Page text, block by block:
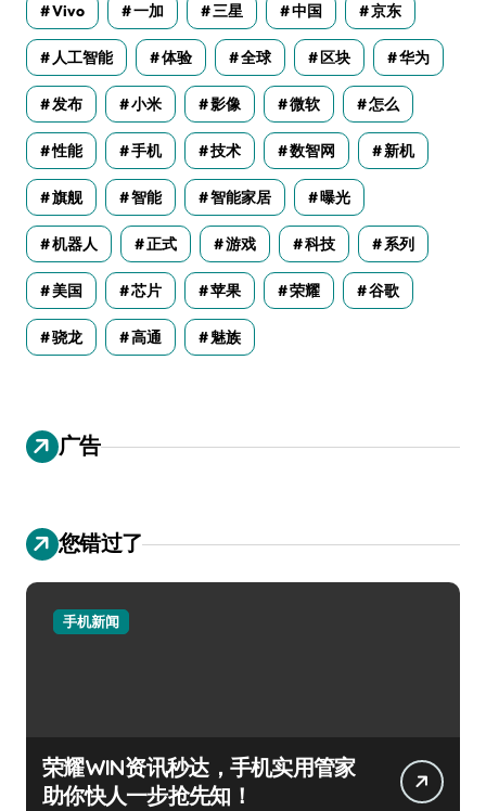
Vivo 一加 三星 中国 京东
人工智能 体验 全球 区块 华为
发布 小米 影像 微软 怎么
性能 手机 技术 数智网 新机
旗舰 智能 智能家居 曝光
机器人 正式 游戏 科技 系列
美国 芯片 苹果 荣耀 谷歌
骁龙 高通 魅族
广告
您错过了
手机新闻
荣耀WIN资讯秒达，手机实用管家
助你快人一步抢先知！